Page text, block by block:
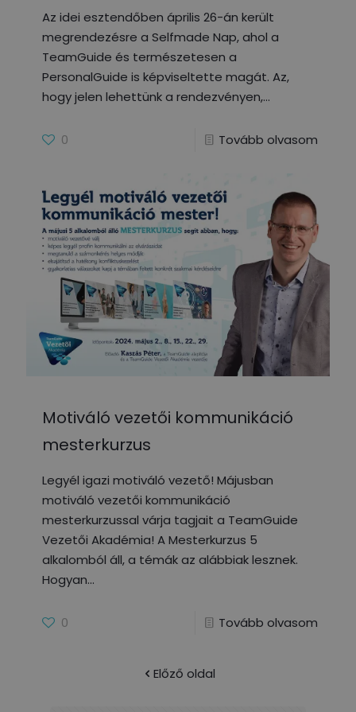
Az idei esztendőben április 26-án került
megrendezésre a Selfmade Nap, ahol a
TeamGuide és természetesen a
PersonalGuide is képviseltette magát. Az,
hogy jelen lehettünk a rendezvényen,
0 Tovább olvasom
Motiváló vezetői kommunikáció
mesterkurzus
Legyél igazi motiváló vezető! Májusban
motiváló vezetői kommunikáció
mesterkurzussal várja tagjait a TeamGuide
Vezetői Akadémia! A Mesterkurzus 5
alkalomból áll, a témák az alábbiak lesznek.
Hogyan
0 Tovább olvasom
Előző oldal